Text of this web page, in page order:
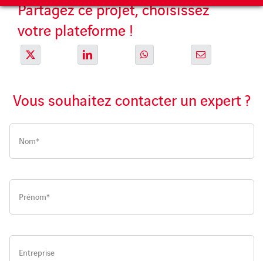
Partagez ce projet, choisissez
votre plateforme !
Vous souhaitez contacter un expert ?